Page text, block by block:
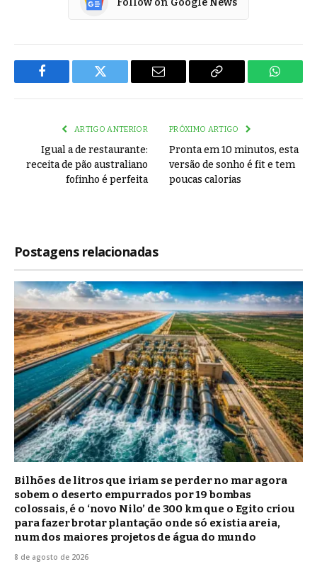
Facebook Twitter Email
Copy
ARTIGO ANTERIOR
Igual a de restaurante:
receita de pão australiano
fofinho é perfeita
PRÓXIMO ARTIGO
Pronta em 10 minutos, esta
versão de sonho é fit e tem
poucas calorias
Postagens relacionadas
Bilhões de litros que iriam se perder no mar agora
sobem o deserto empurrados por 19 bombas
colossais, é o ‘novo Nilo’ de 300 km que o Egito criou
para fazer brotar plantação onde só existia areia,
num dos maiores projetos de água do mundo
8 de agosto de 2026